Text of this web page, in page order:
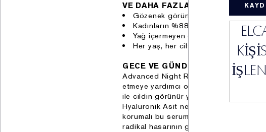
VE DAHA FAZLASI
Gözenek görünümü zamanla azalır.
Kadınların %88'i cildin daha genç
Yağ içermeyen doku. Kullananların
Her yaş, her cilt tonu ve her cilt tipi
GECE VE GÜNDÜZ KULLANIMIN
Advanced Night Repair serum, cildin
etmeye yardımcı olmak için gece ve
ile cildin görünür yenilenmesini ve
Hyaluronik Asit nemi hapsetmeye
korumalı bu serum, cildi kirlilik gibi
radikal hasarının görünür etkilerine